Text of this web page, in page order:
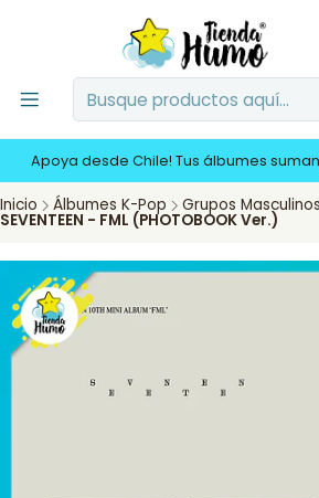
Apoya desde Chile! Tus álbumes
Inicio Álbumes K-Pop Grupos Masculinos
SEVENTEEN - FML (PHOTOBOOK Ver.)